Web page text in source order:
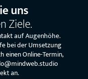
uns
Ziele.
auf Augenhöhe.
bei der Umsetzung
einen Online-Termin,
an.